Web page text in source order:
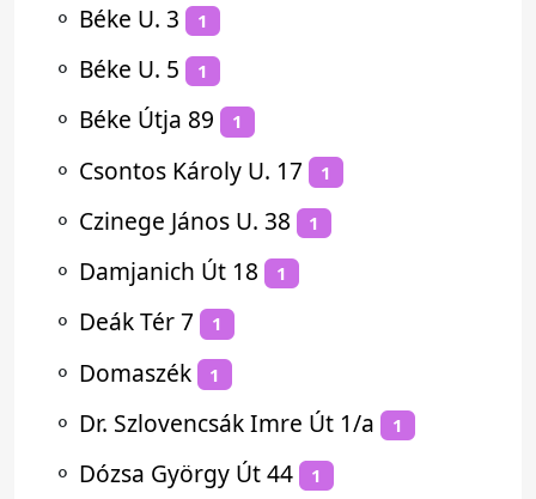
⚬ Béke U. 3 1
⚬ Béke U. 5 1
⚬ Béke Útja 89 1
⚬ Csontos Károly U. 17 1
⚬ Czinege János U. 38 1
⚬ Damjanich Út 18 1
⚬ Deák Tér 7 1
⚬ Domaszék 1
⚬ Dr. Szlovencsák Imre Út 1/a 1
⚬ Dózsa György Út 44 1